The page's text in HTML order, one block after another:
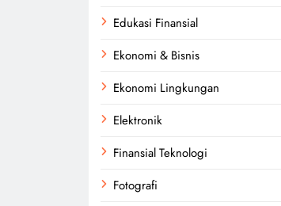
Edukasi Finansial
Ekonomi & Bisnis
Ekonomi Lingkungan
Elektronik
Finansial Teknologi
Fotografi